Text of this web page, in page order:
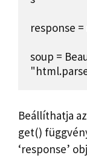
response
soup =
Beállíthatja
get()
‘response’